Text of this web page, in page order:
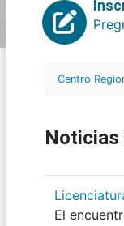
Centro
Noticias
El